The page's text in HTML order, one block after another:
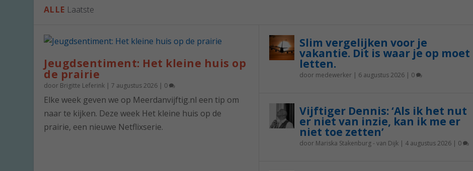
ALLE Laatste
Jeugdsentiment: Het kleine huis op
de prairie
door Brigitte Leferink |7 augustus 2026 | 0
Elke week geven we op Meerdanvijftig.nl een tip om
naar te kijken. Deze week Het kleine huis op de
prairie, een nieuwe Netflixserie.
Slim vergelijken voor je
vakantie. Dit is waar je op moet
letten.
door medewerker| 6 augustus 2026| 0
Vijftiger Dennis: ‘Als ik het nut
er niet van inzie, kan ik me er
niet toe zetten’
door Mariska Stakenburg - van Dijk| 4 augustus 2026| 0